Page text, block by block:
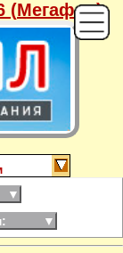
(Мегафон),
▼
▼